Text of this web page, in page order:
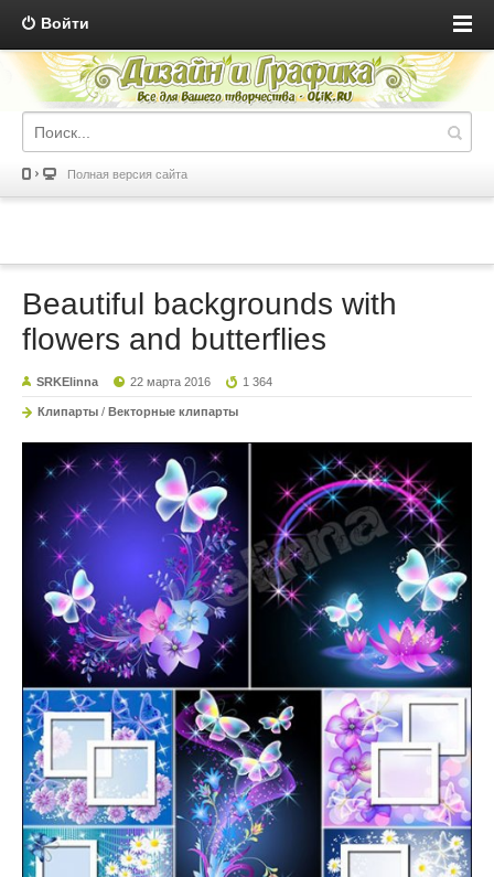
Войти
Полная версия сайта
Beautiful backgrounds with
flowers and butterflies
SRKElinna 22 марта 2016 1 364
Клипарты / Векторные клипарты